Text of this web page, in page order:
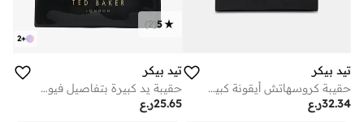
تيد بيكر
حقيبة كروسهاتش أيقونة كبيرة
ر.ع32.34
+
2
5
(
2
)
تيد بيكر
حقيبة يد كبيرة بتفاصيل فيونكة
ر.ع25.65